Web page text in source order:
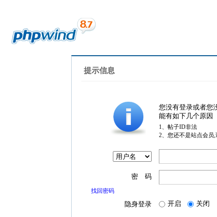
提示信息
您没有登录或者您
能有如下几个原因
1、帖子ID非法
2、您还不是站点会员
密 码
找回密码
隐身登录 开启 关闭